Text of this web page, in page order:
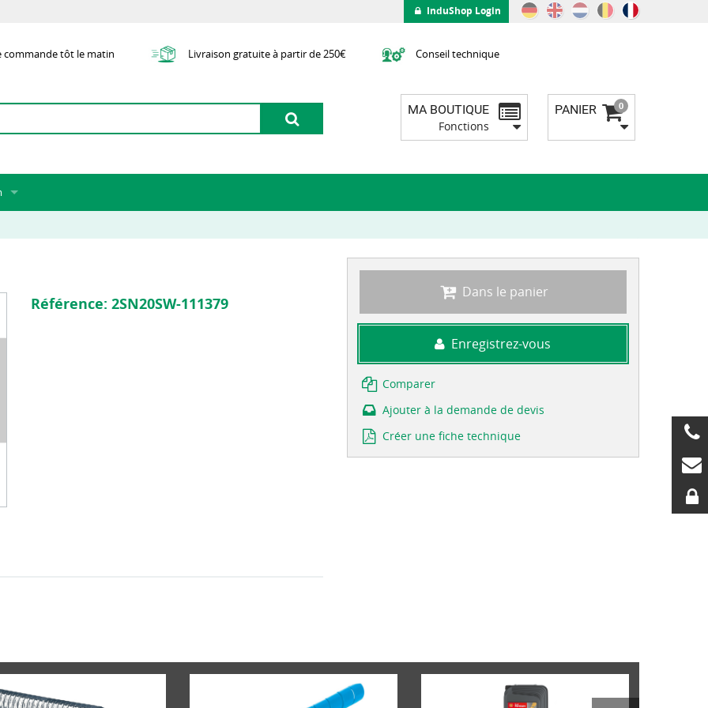
InduShop Login
commande tôt le matin Livraison gratuite à partir de 250€ Conseil technique
PANIER 0
MA BOUTIQUE
Fonctions
externes
Référence: 2SN20SW-111379
Dans le panier
Enregistrez-vous
Comparer
Ajouter à la demande de devis
Créer une fiche technique